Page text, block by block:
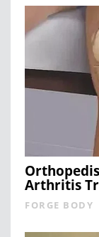
Arthritis
FORGE BODY